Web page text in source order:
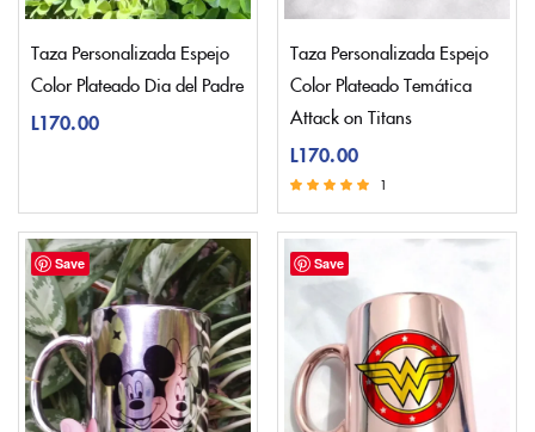
Taza Personalizada Espejo
Color Plateado Dia del Padre
L170.00
Taza Personalizada Espejo
Color Plateado Temática
Attack on Titans
L170.00
de 5
1
Save Save